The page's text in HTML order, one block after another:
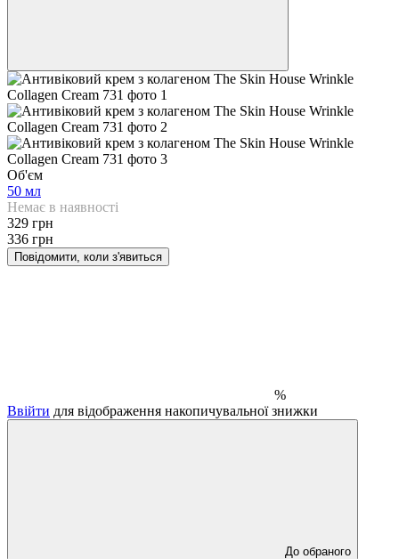
Об'єм
50 мл
Немає в наявності
329 грн
336 грн
Повідомити, коли з'явиться
%
Ввійти для відображення накопичувальної знижки
До обраного